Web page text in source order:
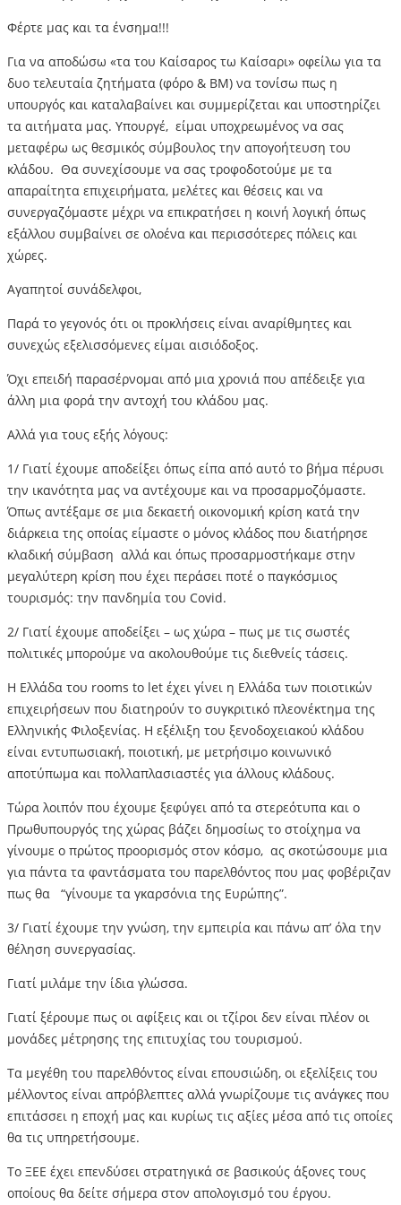
Φέρτε μας και τα ένσημα!!!
Για να αποδώσω «τα του Καίσαρος τω Καίσαρι» οφείλω για τα
δυο τελευταία ζητήματα (φόρο & ΒΜ) να τονίσω πως η
υπουργός και καταλαβαίνει και συμμερίζεται και υποστηρίζει
τα αιτήματα μας. Υπουργέ, είμαι υποχρεωμένος να σας
μεταφέρω ως θεσμικός σύμβουλος την απογοήτευση του
κλάδου. Θα συνεχίσουμε να σας τροφοδοτούμε με τα
απαραίτητα επιχειρήματα, μελέτες και θέσεις και να
συνεργαζόμαστε μέχρι να επικρατήσει η κοινή λογική όπως
εξάλλου συμβαίνει σε ολοένα και περισσότερες πόλεις και
χώρες.
Αγαπητοί συνάδελφοι,
Παρά το γεγονός ότι οι προκλήσεις είναι αναρίθμητες και
συνεχώς εξελισσόμενες είμαι αισιόδοξος.
Όχι επειδή παρασέρνομαι από μια χρονιά που απέδειξε για
άλλη μια φορά την αντοχή του κλάδου μας.
Αλλά για τους εξής λόγους:
1/ Γιατί έχουμε αποδείξει όπως είπα από αυτό το βήμα πέρυσι
την ικανότητα μας να αντέχουμε και να προσαρμοζόμαστε.
Όπως αντέξαμε σε μια δεκαετή οικονομική κρίση κατά την
διάρκεια της οποίας είμαστε ο μόνος κλάδος που διατήρησε
κλαδική σύμβαση αλλά και όπως προσαρμοστήκαμε στην
μεγαλύτερη κρίση που έχει περάσει ποτέ ο παγκόσμιος
τουρισμός: την πανδημία του Covid.
2/ Γιατί έχουμε αποδείξει – ως χώρα – πως με τις σωστές
πολιτικές μπορούμε να ακολουθούμε τις διεθνείς τάσεις.
Η Ελλάδα του rooms to let έχει γίνει η Ελλάδα των ποιοτικών
επιχειρήσεων που διατηρούν το συγκριτικό πλεονέκτημα της
Ελληνικής Φιλοξενίας. Η εξέλιξη του ξενοδοχειακού κλάδου
είναι εντυπωσιακή, ποιοτική, με μετρήσιμο κοινωνικό
αποτύπωμα και πολλαπλασιαστές για άλλους κλάδους.
Τώρα λοιπόν που έχουμε ξεφύγει από τα στερεότυπα και ο
Πρωθυπουργός της χώρας βάζει δημοσίως το στοίχημα να
γίνουμε ο πρώτος προορισμός στον κόσμο, ας σκοτώσουμε μια
για πάντα τα φαντάσματα του παρελθόντος που μας φοβέριζαν
πως θα “γίνουμε τα γκαρσόνια της Ευρώπης”.
3/ Γιατί έχουμε την γνώση, την εμπειρία και πάνω απ’ όλα την
θέληση συνεργασίας.
Γιατί μιλάμε την ίδια γλώσσα.
Γιατί ξέρουμε πως οι αφίξεις και οι τζίροι δεν είναι πλέον οι
μονάδες μέτρησης της επιτυχίας του τουρισμού.
Τα μεγέθη του παρελθόντος είναι επουσιώδη, οι εξελίξεις του
μέλλοντος είναι απρόβλεπτες αλλά γνωρίζουμε τις ανάγκες που
επιτάσσει η εποχή μας και κυρίως τις αξίες μέσα από τις οποίες
θα τις υπηρετήσουμε.
Το ΞΕΕ έχει επενδύσει στρατηγικά σε βασικούς άξονες τους
οποίους θα δείτε σήμερα στον απολογισμό του έργου.